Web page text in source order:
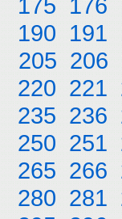
175 176
190 191
205 206
220 221
235 236
250 251
265 266
280 281